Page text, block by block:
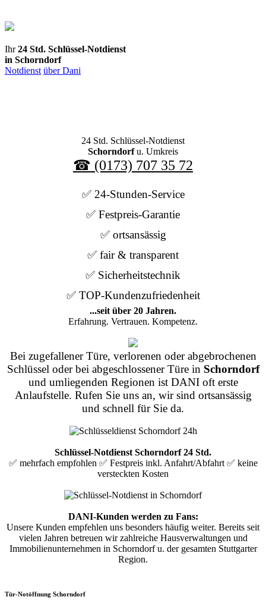
zum
Inhalt
Ihr24 Std. Schlüssel-Notdienst
in Schorndorf
Notdienst über Dani
24 Std. Schlüssel-Notdienst
Schorndorfu. Umkreis
☎ (0173) 707 35 72
✅ 24-Stunden-Service
✅ Festpreis-Garantie
✅ ortsansässig
✅ fair & transparent
✅ Sicherheitstechnik
✅ TOP-Kundenzufriedenheit
...seit über 20 Jahren.
Erfahrung. Vertrauen. Kompetenz.
Bei zugefallener Türe, verlorenen oder abgebrochenen
Schlüssel oder bei abgeschlossener Türe in Schorndorf
und umliegenden Regionen ist DANI oft erste
Anlaufstelle. Rufen Sie uns an, wir sind ortsansässig
und schnell für Sie da.
Schlüssel-Notdienst Schorndorf 24 Std.
✅ mehrfach empfohlen ✅ Festpreis inkl. Anfahrt/Abfahrt ✅ keine
versteckten Kosten
DANI-Kunden werden zu Fans:
Unsere Kunden empfehlen uns besonders häufig weiter. Bereits seit
vielen Jahren betreuen wir zahlreiche Hausverwaltungen und
Immobilienunternehmen in Schorndorf u. der gesamten Stuttgarter
Region.
Tür-Notöffnung Schorndorf